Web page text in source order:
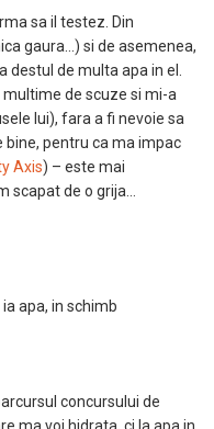
sa il testez. Din
gaura…) si de asemenea,
de multa apa in el.
de scuze si mi-a
lui), fara a fi nevoie sa
pentru ca ma impac
Axis) – este mai
scapat de o grija…
apa, in schimb
concursului de